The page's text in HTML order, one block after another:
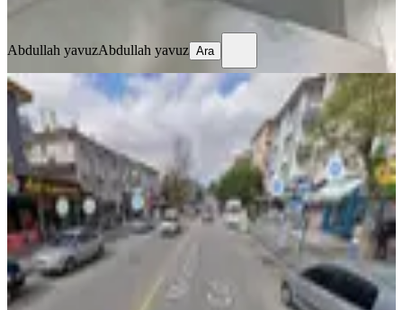
Abdullah yavuzAbdullah yavuz Ara
Sahibinden Sahibinden Kiralık Cadde
Üstü Depo
Mamak, Akdere Mahallesi
25 m²· 29.05.2026
5.500 ₺
Kaan PuyrazMehmet Kaan puyraz
Ara